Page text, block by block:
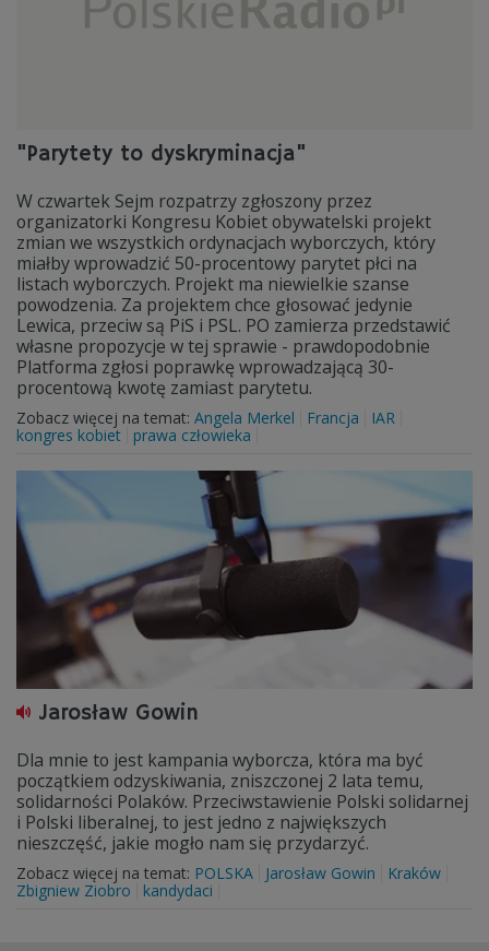
"Parytety to dyskryminacja"
W czwartek Sejm rozpatrzy zgłoszony przez
organizatorki Kongresu Kobiet obywatelski projekt
zmian we wszystkich ordynacjach wyborczych, który
miałby wprowadzić 50-procentowy parytet płci na
listach wyborczych. Projekt ma niewielkie szanse
powodzenia. Za projektem chce głosować jedynie
Lewica, przeciw są PiS i PSL. PO zamierza przedstawić
własne propozycje w tej sprawie - prawdopodobnie
Platforma zgłosi poprawkę wprowadzającą 30-
procentową kwotę zamiast parytetu.
Zobacz więcej na temat: Angela Merkel Francja
IAR
kongres kobiet
prawa człowieka
Jarosław Gowin
Dla mnie to jest kampania wyborcza, która ma być
początkiem odzyskiwania, zniszczonej 2 lata temu,
solidarności Polaków. Przeciwstawienie Polski solidarnej
i Polski liberalnej, to jest jedno z największych
nieszczęść, jakie mogło nam się przydarzyć.
Zobacz więcej na temat: POLSKA Jarosław Gowin
Kraków
Zbigniew Ziobro
kandydaci